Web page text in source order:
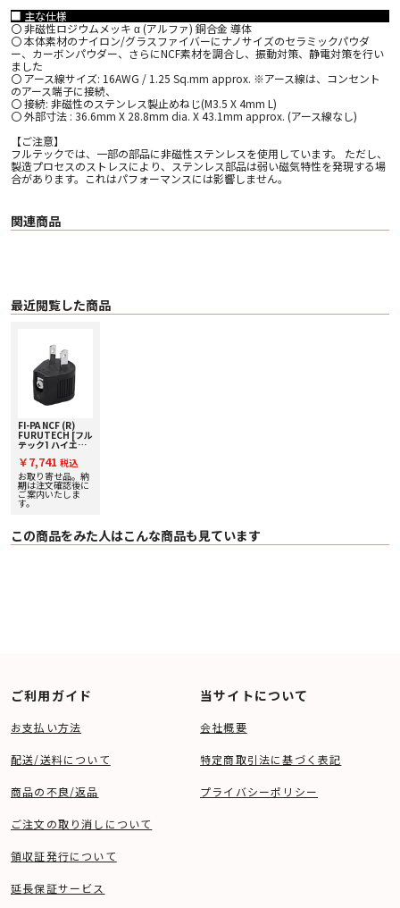
■ 主な仕様
〇 非磁性ロジウムメッキ α (アルファ) 銅合金 導体
〇 本体素材のナイロン/グラスファイバーにナノサイズのセラミックパウダ
ー、カーボンパウダー、さらにNCF素材を調合し、振動対策、静電対策を行い
ました
〇 アース線サイズ: 16AWG / 1.25 Sq.mm approx. ※アース線は、コンセント
のアース端子に接続、
〇 接続: 非磁性のステンレス製止めねじ(M3.5 X 4mm L)
〇 外部寸法 : 36.6mm X 28.8mm dia. X 43.1mm approx. (アース線なし)
【ご注意】
フルテックでは、一部の部品に非磁性ステンレスを使用しています。 ただし、
製造プロセスのストレスにより、ステンレス部品は弱い磁気特性を発現する場
合があります。これはパフォーマンスには影響しません。
関連商品
最近閲覧した商品
FI-PA NCF (R)
FURUTECH [フル
テック] ハイエン
ード 3P-2P 変換
AC アダプタ [1個]
￥7,741 税込
お取り寄せ品。納
期は注文確認後に
ご案内いたしま
す。
この商品をみた人はこんな商品も見ています
ご利用ガイド
お支払い方法
配送/送料について
商品の不良/返品
ご注文の取り消しについて
領収証発行について
延長保証サービス
当サイトについて
会社概要
特定商取引法に基づく表記
プライバシーポリシー